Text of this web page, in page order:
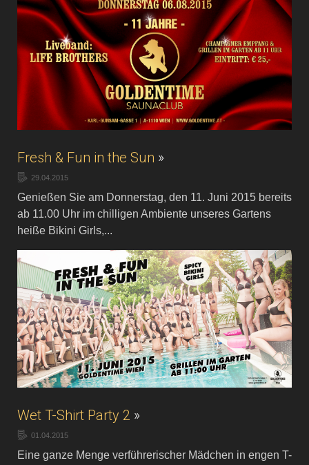
Fresh & Fun in the Sun »
29.04.2015
Genießen Sie am Donnerstag, den 11. Juni 2015 bereits
ab 11.00 Uhr im chilligen Ambiente unseres Gartens
heiße Bikini Girls,...
Wet T-Shirt Party 2 »
01.04.2015
Eine ganze Menge verführerischer Mädchen in engen T-